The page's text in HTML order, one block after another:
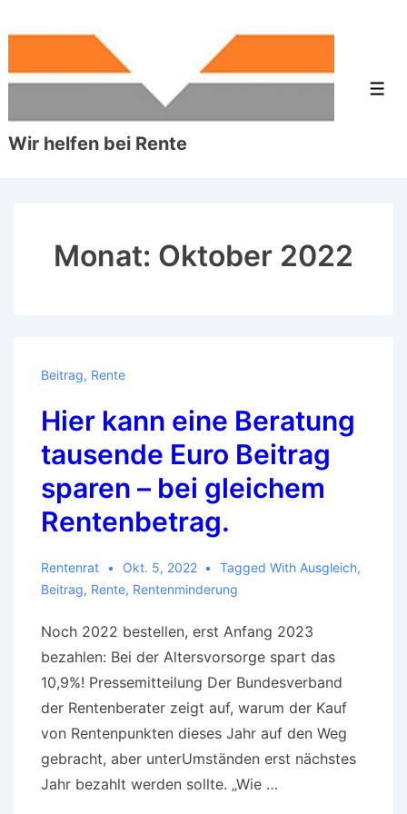
Zum
Wir helfen bei Rente
Monat: Oktober 2022
Beitrag, Rente
Hier kann eine Beratung
tausende Euro Beitrag
sparen – bei gleichem
Rentenbetrag.
Rentenrat Okt. 5, 2022 Tagged With Ausgleich,
Beitrag, Rente, Rentenminderung
Noch 2022 bestellen, erst Anfang 2023
bezahlen: Bei der Altersvorsorge spart das
10,9%! Pressemitteilung Der Bundesverband
der Rentenberater zeigt auf, warum der Kauf
von Rentenpunkten dieses Jahr auf den Weg
gebracht, aber unterUmständen erst nächstes
Jahr bezahlt werden sollte. „Wie …